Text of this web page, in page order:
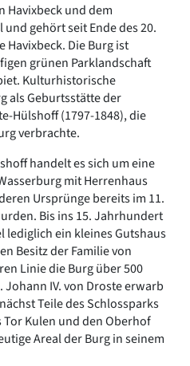
Havixbeck und dem
gehört seit Ende des 20.
Die Burg ist
grünen Parklandschaft
Kulturhistorische
als Geburtsstätte der
Hülshoff (1797-1848), die
verbrachte.
handelt es sich um eine
mit Herrenhaus
Ursprünge bereits im 11.
Bis ins 15. Jahrhundert
lediglich ein kleines Gutshaus
Besitz der Familie von
Linie die Burg über 500
Johann IV. von Droste erwarb
Teile des Schlossparks
Kulen und den Oberhof
Areal der Burg in seinem